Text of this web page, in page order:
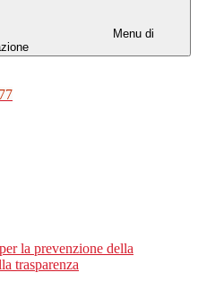
Menu di
77
la prevenzione della
trasparenza